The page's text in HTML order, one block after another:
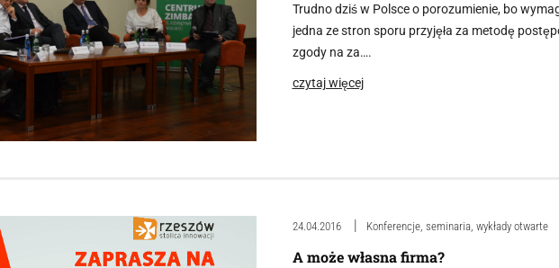
Trudno dziś w Polsce o porozumienie, bo
jedna ze stron sporu przyjęła za metodę
zgody na za….
czytaj więcej
24.04.2016 Konferencje, seminaria, wykłady otwarte
A może własna firma?